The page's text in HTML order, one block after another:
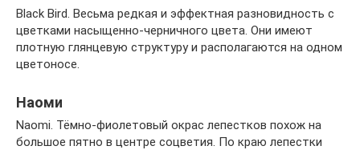
Black Bird. Весьма редкая и эффектная разновидность с
цветками насыщенно-черничного цвета. Они имеют
плотную глянцевую структуру и располагаются на одном
цветоносе.
Наоми
Naomi. Тёмно-фиолетовый окрас лепестков похож на
большое пятно в центре соцветия. По краю лепестки